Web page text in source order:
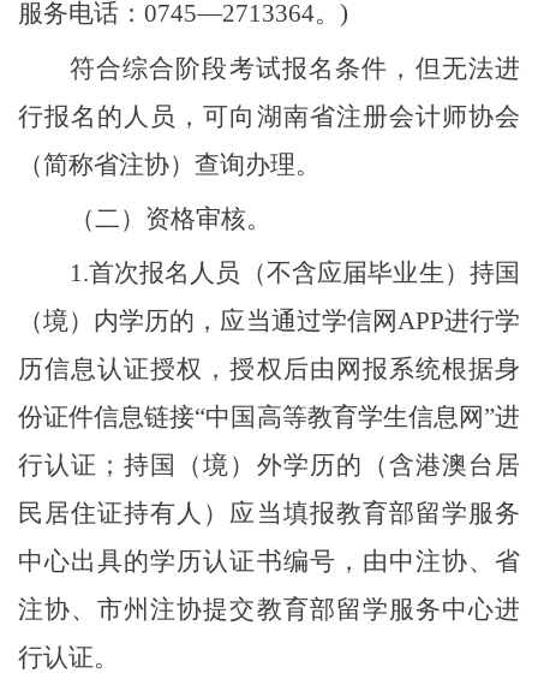
服务电话 ： 0745—2713364。)
符合综合阶段考试报名条件，但无法进
行报名的人员，可向湖南省注册会计师协会
（简称省注协）查询办理。
（二）资格审核。
1.首次报名人员（不含应届毕业生）持国
（境）内学历的，应当通过学信网APP进行学
历信息认证授权，授权后由网报系统根据身
份证件信息链接“中国高等教育学生信息网”进
行认证；持国（境）外学历的（含港澳台居
民居住证持有人）应当填报教育部留学服务
中心出具的学历认证书编号，由中注协、省
注协、市州注协提交教育部留学服务中心进
行认证。